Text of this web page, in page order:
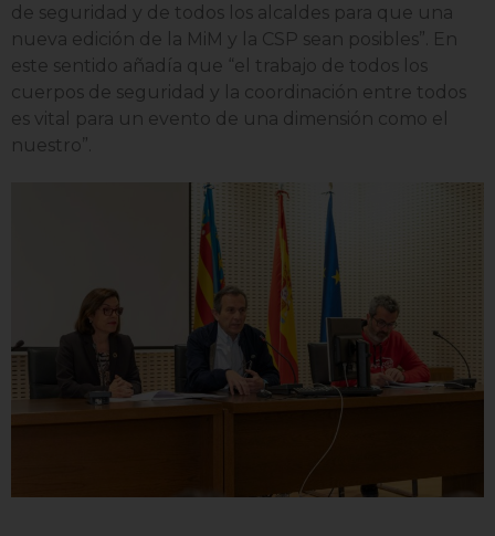
de seguridad y de todos los alcaldes para que una
nueva edición de la MiM y la CSP sean posibles”. En
este sentido añadía que “el trabajo de todos los
cuerpos de seguridad y la coordinación entre todos
es vital para un evento de una dimensión como el
nuestro”.